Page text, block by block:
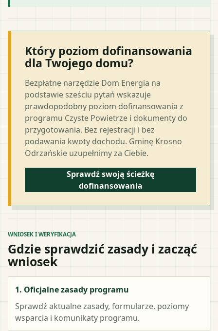
Który poziom dofinansowania
dla Twojego domu?
Bezpłatne narzędzie Dom Energia na
podstawie sześciu pytań wskazuje
prawdopodobny poziom dofinansowania z
programu Czyste Powietrze i dokumenty do
przygotowania. Bez rejestracji i bez
podawania kwoty dochodu. Gminę Krosno
Odrzańskie uzupełnimy za Ciebie.
Sprawdź swoją ścieżkę
dofinansowania
WNIOSEK I WERYFIKACJA
Gdzie sprawdzić zasady i zacząć
wniosek
1. Oficjalne zasady programu
Sprawdź aktualne zasady, formularze, poziomy
wsparcia i komunikaty programu.